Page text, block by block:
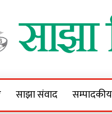
साझा संवाद सम्पादकीय